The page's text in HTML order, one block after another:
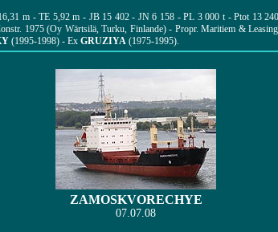
m - TE 5,92 m - JB 15 402 - JN 6 158 - PL 3 000 t - Ptot 13
1975 (Oy Wärtsilä, Turku, Finlande) - Propr. Maritiem &
(1995-1998) - Ex GRUZIYA(1975-1995).
ZAMOSKVORECHYE
07.07.08